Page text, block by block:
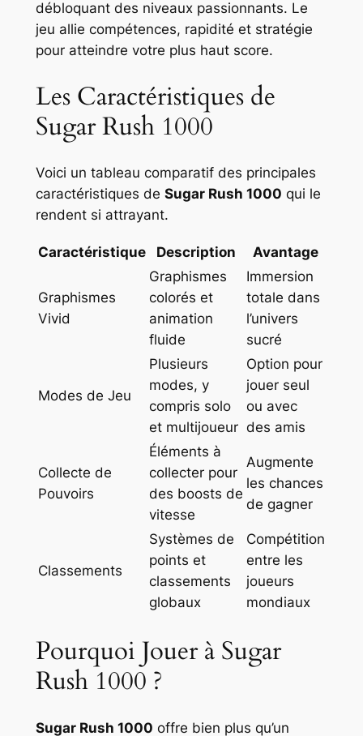
débloquant des niveaux passionnants. Le
jeu allie compétences, rapidité et stratégie
pour atteindre votre plus haut score.
Les Caractéristiques de
Sugar Rush 1000
Voici un tableau comparatif des principales
caractéristiques de Sugar Rush 1000 qui le
rendent si attrayant.
Caractéristique Description Avantage
Graphismes
Vivid
Graphismes
colorés et
animation
fluide
Immersion
totale dans
l’univers
sucré
Modes de Jeu
Plusieurs
modes, y
compris solo
et multijoueur
Option pour
jouer seul
ou avec
des amis
Collecte de
Pouvoirs
Éléments à
collecter pour
des boosts de
vitesse
Augmente
les chances
de gagner
Classements
Systèmes de
points et
classements
globaux
Compétition
entre les
joueurs
mondiaux
Pourquoi Jouer à Sugar
Rush 1000 ?
Sugar Rush 1000 offre bien plus qu’un